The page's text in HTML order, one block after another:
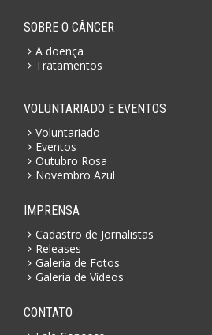
SOBRE O CÂNCER
A doença
Tratamentos
VOLUNTARIADO E EVENTOS
Voluntariado
Eventos
Outubro Rosa
Novembro Azul
IMPRENSA
Cadastro de Jornalistas
Releases
Galeria de Fotos
Galeria de Vídeos
CONTATO